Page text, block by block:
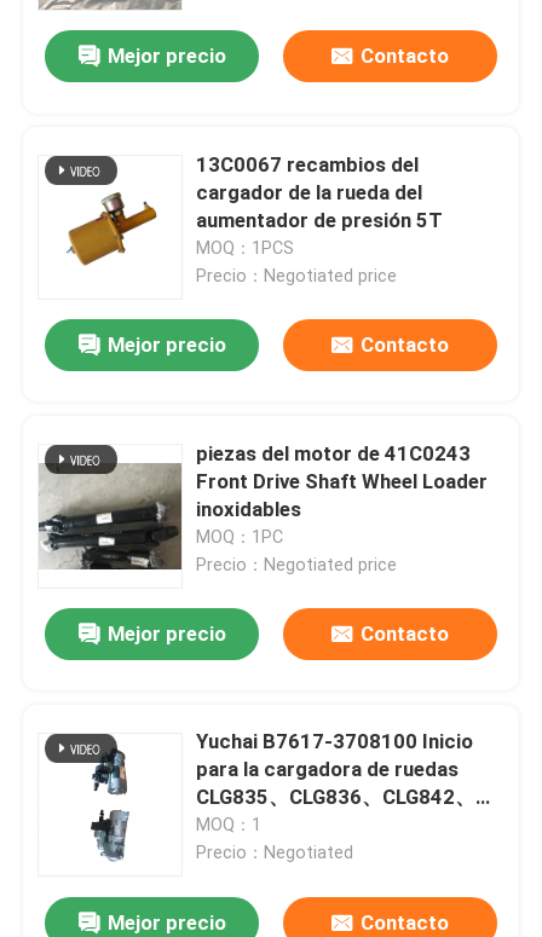
Mejor precio Contacto
13C0067 recambios del
cargador de la rueda del
aumentador de presión 5T
MOQ：1PCS
Precio：Negotiated price
Mejor precio Contacto
piezas del motor de 41C0243
Front Drive Shaft Wheel Loader
inoxidables
MOQ：1PC
Precio：Negotiated price
Mejor precio Contacto
Yuchai B7617-3708100 Inicio
para la cargadora de ruedas
CLG835、CLG836、CLG842、
LW300F、LW300FN、XG932、
LG833、LG933 Excavadora
MOQ：1
Precio：Negotiated
Mejor precio Contacto